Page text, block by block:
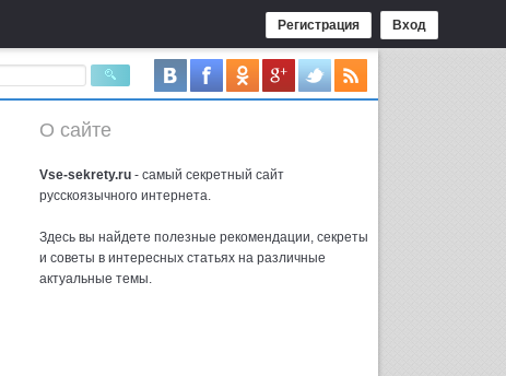
Регистрация Вход
О сайте
Vse-sekrety.ru - самый секретный сайт
русcкоязычного интернета.
Здесь вы найдете полезные рекомендации, секреты
и советы в интересных статьях на различные
актуальные темы.